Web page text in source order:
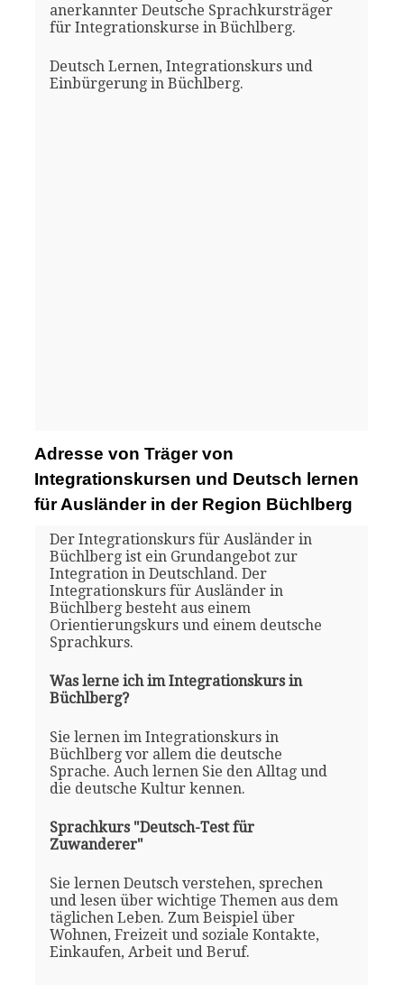
anerkannter Deutsche Sprachkursträger
für Integrationskurse in Büchlberg.
Deutsch Lernen, Integrationskurs und
Einbürgerung in Büchlberg.
Adresse von Träger von
Integrationskursen und Deutsch lernen
für Ausländer in der Region Büchlberg
Der Integrationskurs für Ausländer in
Büchlberg ist ein Grundangebot zur
Integration in Deutschland. Der
Integrationskurs für Ausländer in
Büchlberg besteht aus einem
Orientierungskurs und einem deutsche
Sprachkurs.
Was lerne ich im Integrationskurs in
Büchlberg?
Sie lernen im Integrationskurs in
Büchlberg vor allem die deutsche
Sprache. Auch lernen Sie den Alltag und
die deutsche Kultur kennen.
Sprachkurs "Deutsch-Test für
Zuwanderer"
Sie lernen Deutsch verstehen, sprechen
und lesen über wichtige Themen aus dem
täglichen Leben. Zum Beispiel über
Wohnen, Freizeit und soziale Kontakte,
Einkaufen, Arbeit und Beruf.